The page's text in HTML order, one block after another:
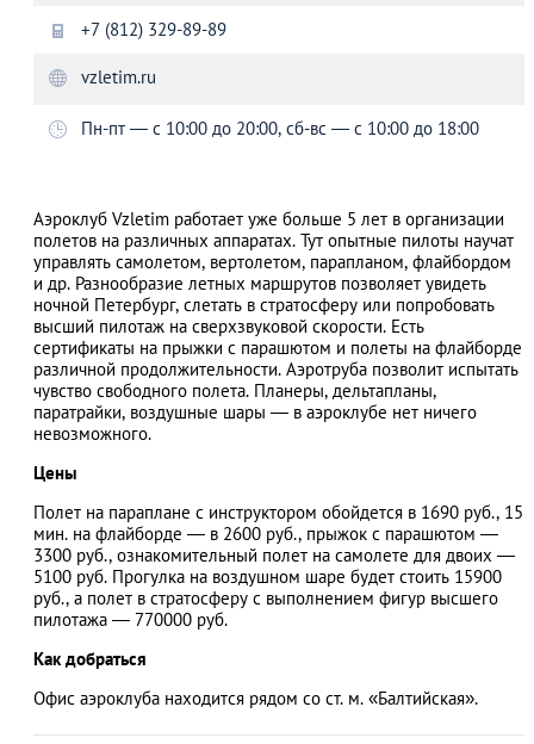
АЗАД
+7 (812) 329-89-89
vzletim.ru
Пн-пт — с 10:00 до 20:00, сб-вс — с 10:00 до 18:00
Аэроклуб Vzletim работает уже больше 5 лет в организации
полетов на различных аппаратах. Тут опытные пилоты научат
управлять самолетом, вертолетом, парапланом, флайбордом
и др. Разнообразие летных маршрутов позволяет увидеть
ночной Петербург, слетать в стратосферу или попробовать
высший пилотаж на сверхзвуковой скорости. Есть
сертификаты на прыжки с парашютом и полеты на флайборде
различной продолжительности. Аэротруба позволит испытать
чувство свободного полета. Планеры, дельтапланы,
паратрайки, воздушные шары — в аэроклубе нет ничего
невозможного.
Цены
Полет на параплане с инструктором обойдется в 1690 руб., 15
мин. на флайборде — в 2600 руб., прыжок с парашютом —
3300 руб., ознакомительный полет на самолете для двоих —
5100 руб. Прогулка на воздушном шаре будет стоить 15900
руб., а полет в стратосферу с выполнением фигур высшего
пилотажа — 770000 руб.
Как добраться
Офис аэроклуба находится рядом со ст. м. «Балтийская».